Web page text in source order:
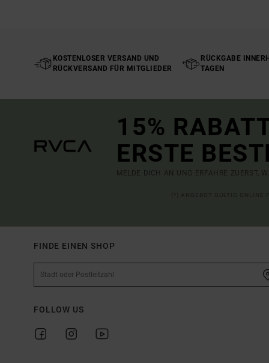
KOSTENLOSER VERSAND UND
RÜCKVERSAND FÜR MITGLIEDER
RÜCKGABE
TAGEN
15%
ERSTE
MELDE DICH AN UND ERFAHRE ZUERST,
FINDE EINEN SHOP
FOLLOW US